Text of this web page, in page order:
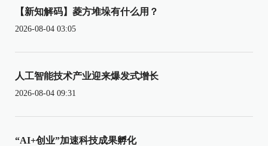
【新知解码】菱方堆垛有什么用？
2026-08-04 03:05
人工智能技术产业迎来爆发式增长
2026-08-04 09:31
“AI+创业”加速科技成果孵化